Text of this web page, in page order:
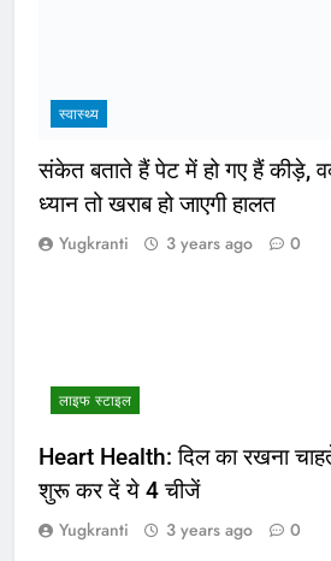
स्वास्थ्य
संकेत बताते हैं पेट में हो गए हैं कीड़े,
ध्यान तो खराब हो जाएगी हालत
Yugkranti 3 years ago 0
लाइफ स्टाइल
Heart Health: दिल का रखना
शुरू कर दें ये 4 चीजें
Yugkranti 3 years ago 0